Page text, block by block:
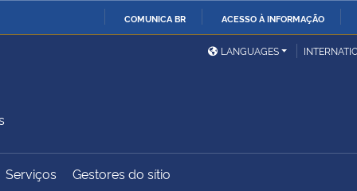
COMUNICA BR ACESSO À INFORMAÇÃO
Ministério da Defesa
Ministério das Relações
Exteriores
Ministério do
LANGUAGES
Serviços Gestores do sítio